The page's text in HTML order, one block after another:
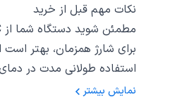
نکات مهم قبل از خرید
مطمئن شوید دستگاه شما از QC یا PD پشتیبانی می‌کند تا از شارژ سریع بهره‌مند شوید.
برای شارژ همزمان، بهتر
استفاده طولانی مدت در دمای بالای 40 درجه ممکن است عملکرد
نمایش بیشتر